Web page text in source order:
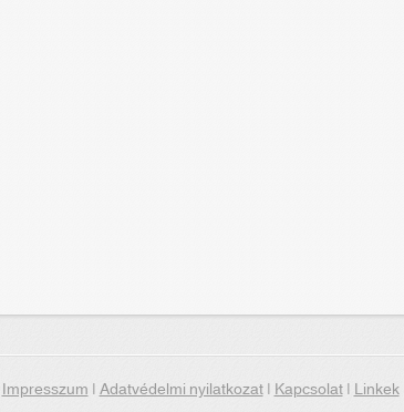
Impresszum|Adatvédelmi nyilatkozat|Kapcsolat|Linkek